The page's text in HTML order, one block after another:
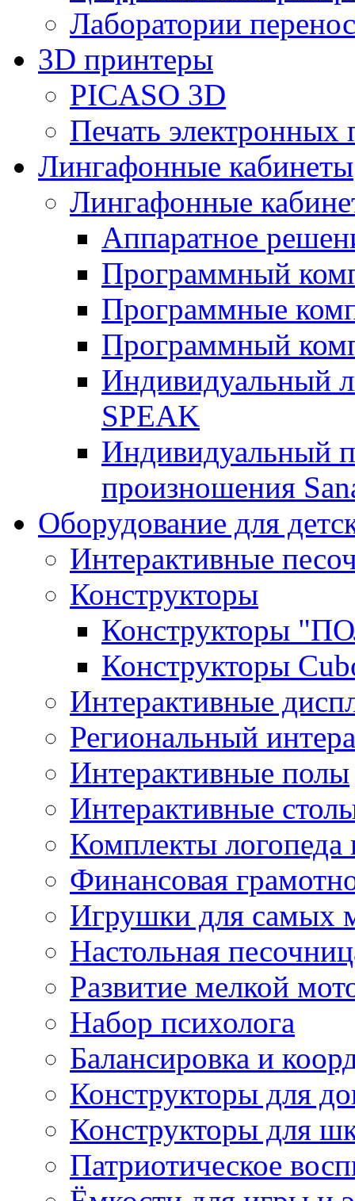
Лаборатории
3D принтеры
PICASO 3D
Печать электронных
Лингафонные кабинеты
Лингафонные
Аппаратное
Программный
Программные
Программный
Индивидуальный
SPEAK
Индивидуальный
произношения
Оборудование для
Интерактивные
Конструкторы
Конструкторы
Конструкторы
Интерактивные
Региональный
Интерактивные полы
Интерактивные
Комплекты логопеда
Финансовая
Игрушки для самых
Настольная
Развитие мелкой
Набор психолога
Балансировка и
Конструкторы для
Конструкторы для
Патриотическое